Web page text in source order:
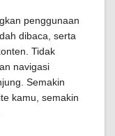
penggunaan
dibaca, serta
Tidak
navigasi
Semakin
kamu, semakin